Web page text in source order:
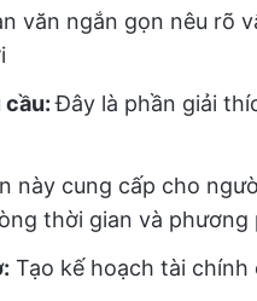
văn ngắn gọn nêu rõ
cầu:Đây là phần giải
này cung cấp cho
thời gian và phương
: Tạo kế hoạch tài